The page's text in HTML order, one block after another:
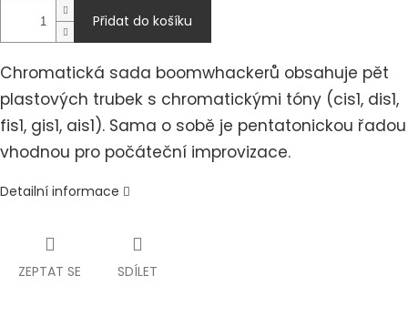
Přidat do košíku
Chromatická sada boomwhackerů obsahuje pět
plastových trubek s chromatickými tóny (cis1, dis1,
fis1, gis1, ais1). Sama o sobě je pentatonickou řadou
vhodnou pro počáteční improvizace.
Detailní informace
ZEPTAT SE SDÍLET